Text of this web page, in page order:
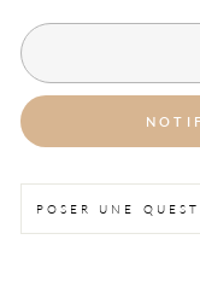
POSER UNE